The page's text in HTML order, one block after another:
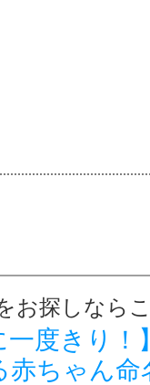
お探しなら
一度きり
赤ちゃん命